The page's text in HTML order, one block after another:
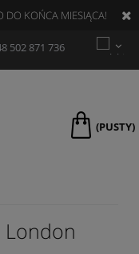
DO KOŃCA MIESIĄCA!
502 871 736
(PUSTY)
London